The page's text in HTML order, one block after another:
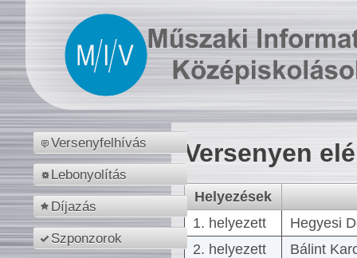
Versenyfelhívás
Lebonyolítás
Díjazás
Szponzorok
Versenyen
Helyezések
1. helyezett
Hegyesi
2. helyezett
Bálint